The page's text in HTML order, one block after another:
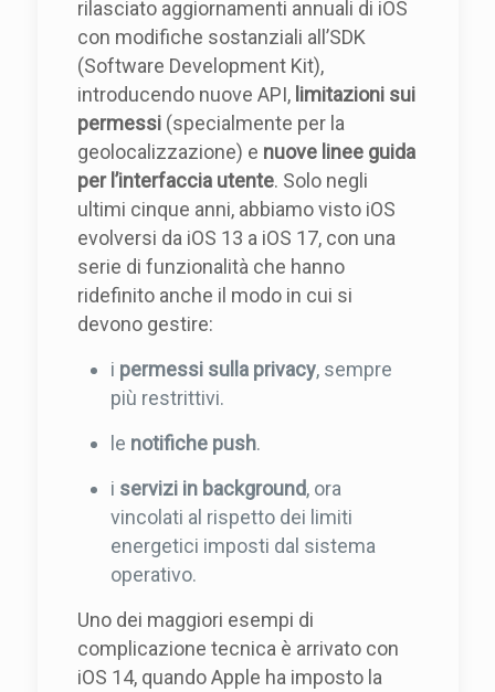
rilasciato aggiornamenti annuali di iOS
con modifiche sostanziali all’SDK
(Software Development Kit),
introducendo nuove API, limitazioni sui
permessi (specialmente per la
geolocalizzazione) e nuove linee guida
per l’interfaccia utente. Solo negli
ultimi cinque anni, abbiamo visto iOS
evolversi da iOS 13 a iOS 17, con una
serie di funzionalità che hanno
ridefinito anche il modo in cui si
devono gestire:
i permessi sulla privacy, sempre
più restrittivi.
le notifiche push.
i servizi in background, ora
vincolati al rispetto dei limiti
energetici imposti dal sistema
operativo.
Uno dei maggiori esempi di
complicazione tecnica è arrivato con
iOS 14, quando Apple ha imposto la